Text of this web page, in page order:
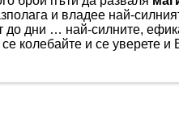
и владее най-
до дни … най-силните,
колебайте и се уверете и